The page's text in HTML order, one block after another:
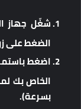
الضغط على
اضغط
الخاص بك
بسرعة).